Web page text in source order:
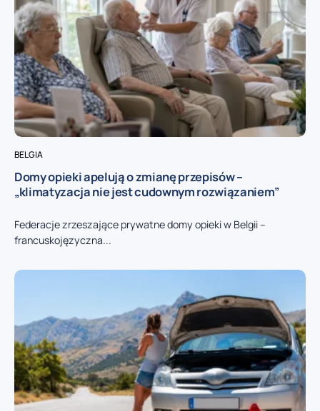
BELGIA
Domy opieki apelują o zmianę przepisów –
„klimatyzacja nie jest cudownym rozwiązaniem”
Federacje zrzeszające prywatne domy opieki w Belgii –
francuskojęzyczna...